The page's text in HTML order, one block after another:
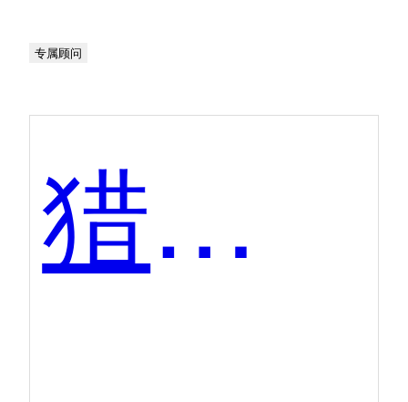
专属顾问
猎聘网